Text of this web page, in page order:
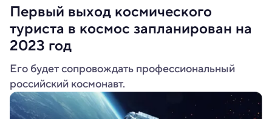
Первый выход космического
туриста в космос запланирован на
2023 год
Его будет сопровождать профессиональный
российский космонавт.